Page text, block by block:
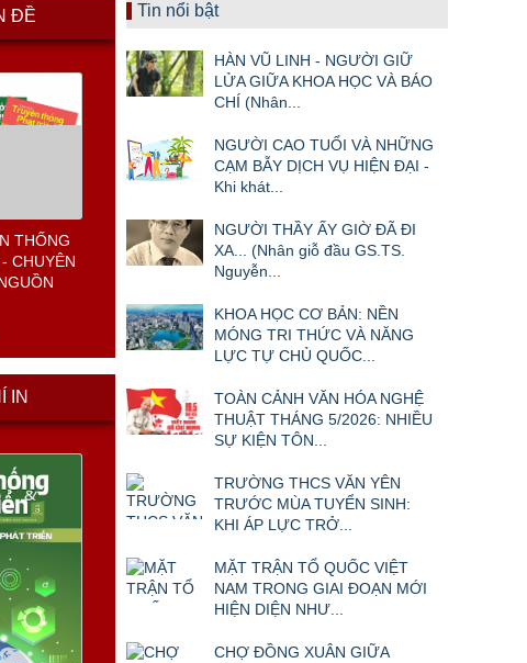
ĐỀ
THỐNG
CHUYÊN
IN
Tin nổi bật
HÀN VŨ LINH - NGƯỜI GIỮ
LỬA GIỮA KHOA HỌC VÀ BÁO
CHÍ (Nhân...
NGƯỜI CAO TUỔI VÀ NHỮNG
CẠM BẪY DỊCH VỤ HIỆN ĐẠI -
Khi khát...
NGƯỜI THẦY ẤY GIỜ ĐÃ ĐI
XA... (Nhân giỗ đầu GS.TS.
Nguyễn...
KHOA HỌC CƠ BẢN: NỀN
MÓNG TRI THỨC VÀ NĂNG
LỰC TỰ CHỦ QUỐC...
TOÀN CẢNH VĂN HÓA NGHỆ
THUẬT THÁNG 5/2026: NHIỀU
SỰ KIỆN TÔN...
TRƯỜNG THCS VĂN YÊN
TRƯỚC MÙA TUYỂN SINH:
KHI ÁP LỰC TRỞ...
MẶT TRẬN TỔ QUỐC VIỆT
NAM TRONG GIAI ĐOẠN MỚI
HIỆN DIỆN NHƯ...
CHỢ ĐỒNG XUÂN GIỮA